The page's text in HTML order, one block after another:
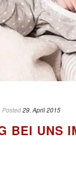
Posted29. April 2015
BEI UNS